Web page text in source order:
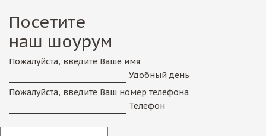
Посетите
наш шоурум
Пожалуйста, введите Ваше имя
Удобный день
Пожалуйста, введите Ваш номер телефона
Телефон